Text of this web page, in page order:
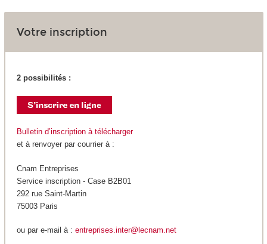
Votre inscription
2 possibilités :
Bulletin d’inscription à télécharger
et à renvoyer par courrier à :
Cnam Entreprises
Service inscription - Case B2B01
292 rue Saint-Martin
75003 Paris
ou par e-mail à : entreprises.inter@lecnam.net